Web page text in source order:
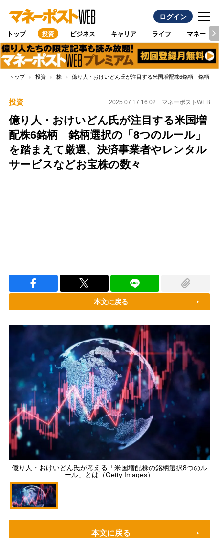
ログイン
トップ 投資 ビジネス キャリア ライフ マネー
トップ 投資 株 億り人・おけいどん氏が注目する米国増配株6銘柄 銘柄選
投資 2025.07.17 16:02 マネーポストWEB
億り人・おけいどん氏が注目する米国増
配株6銘柄 銘柄選択の「8つのルール」
を踏まえて厳選、決済事業者やレンタル
サービスなどお宝株の数々
本文に戻る
億り人・おけいどん氏が考える「米国増配株の銘柄選択8つのル
ール」とは（Getty Images）
本文に戻る